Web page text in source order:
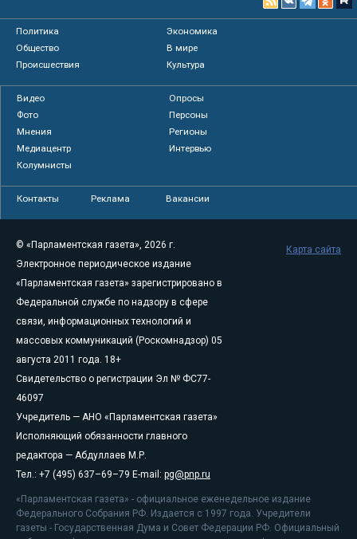
Политика
Экономика
Общество
В мире
Происшествия
Культура
Видео
Опросы
Фото
Персоны
Мнения
Регионы
Медиацентр
Интервью
Колумнисты
Контакты Реклама Вакансии
© «Парламентская газета», 2026 г.
Электронное периодическое издание
«Парламентская газета» зарегистрировано в
Федеральной службе по надзору в сфере
связи, информационных технологий и
массовых коммуникаций (Роскомнадзор) 05
августа 2011 года. 18+
Свидетельство о регистрации Эл № ФС77-
46097
Учредитель — АНО «Парламентская газета»
Исполняющий обязанности главного
редактора — Абдуллаев М.Р.
Тел.: +7 (495) 637–69–79 E-mail: pg@pnp.ru
«Парламентская газета» - официальное еженедельное издание
Федерального Собрания РФ. Издается с 1997 года. Учредители
газеты - Государственная Дума и Совет Федерации РФ. Официальный
Карта сайта